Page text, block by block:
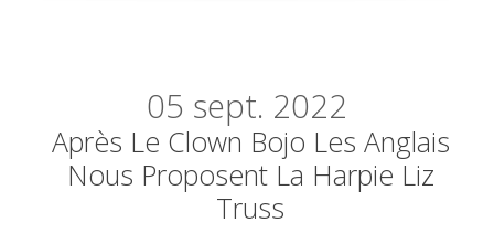
05 sept. 2022
Après Le Clown Bojo Les Anglais
Nous Proposent La Harpie Liz
Truss